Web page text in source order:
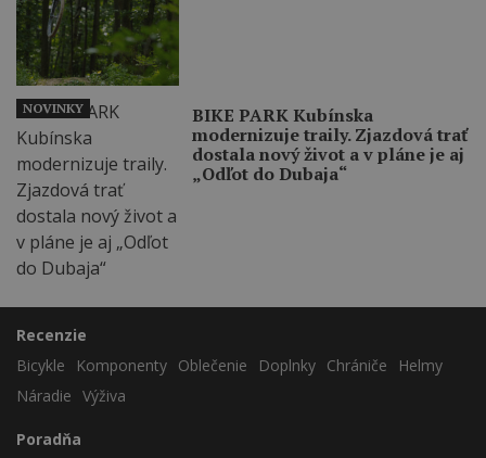
BIKE PARK Kubínska
modernizuje traily. Zjazdová trať
dostala nový život a v pláne je aj
„Odľot do Dubaja“
NOVINKY
Recenzie
Bicykle
Komponenty Oblečenie Doplnky Chrániče
Helmy
Náradie Výživa
Poradňa